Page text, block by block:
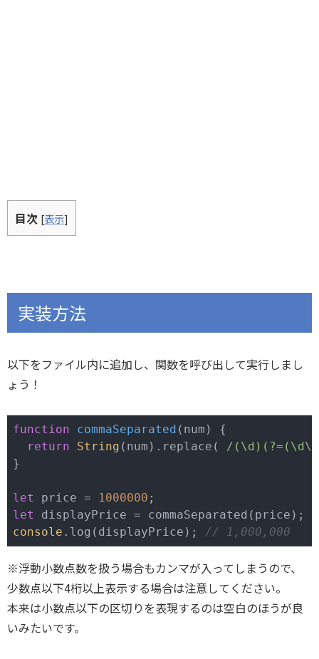
目次 [表示]
実装方法
以下をファイル内に追加し、関数を呼び出して実行しまし
ょう！
function commaSeparated ( num ) {
return
String (num).replace( /
}
let price = 1000000
let
console .log(displayPrice); // 1,000,000
※浮動小数点数を扱う場合もカンマが入ってしまうので、
少数点以下4桁以上表示する場合は注意してください。
本来は小数点以下の区切りを表現するのは空白のほうが良
いみたいです。